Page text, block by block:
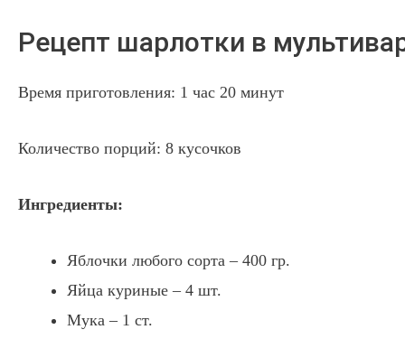
Рецепт шарлотки в
Время приготовления: 1 час 20 минут
Количество порций: 8 кусочков
Ингредиенты:
Яблочки любого сорта – 400 гр.
Яйца куриные – 4 шт.
Мука – 1 ст.